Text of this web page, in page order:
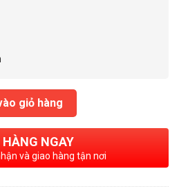
8168L2-VH-DCS số lượng
giỏ hàng
NGAY
và giao hàng tận nơi